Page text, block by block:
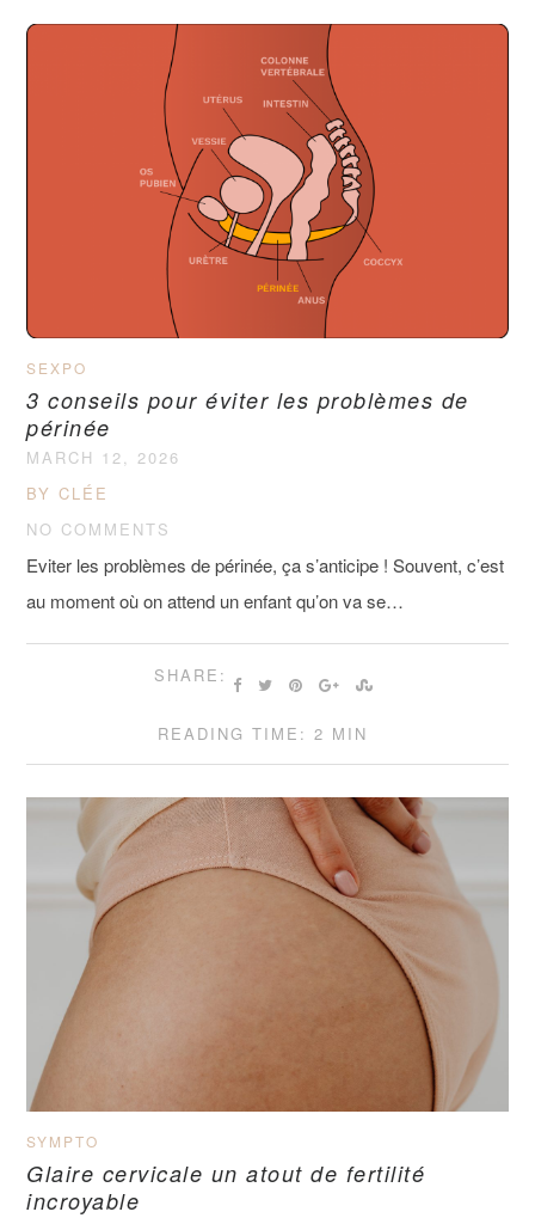
SEXPO
3 conseils pour éviter les problèmes de
périnée
MARCH 12, 2026
BY CLÉE
NO COMMENTS
Eviter les problèmes de périnée, ça s’anticipe ! Souvent, c’est
au moment où on attend un enfant qu’on va se…
SHARE:
READING TIME: 2 MIN
SYMPTO
Glaire cervicale un atout de fertilité
incroyable